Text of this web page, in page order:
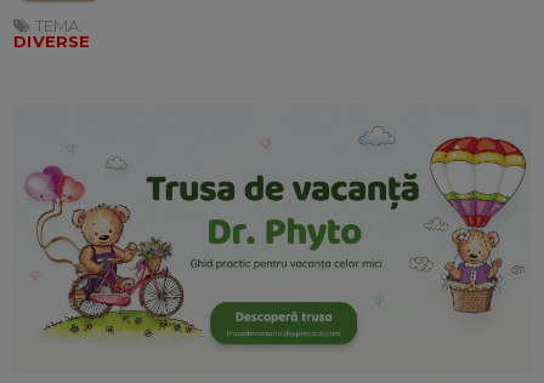
TEMA:
DIVERSE